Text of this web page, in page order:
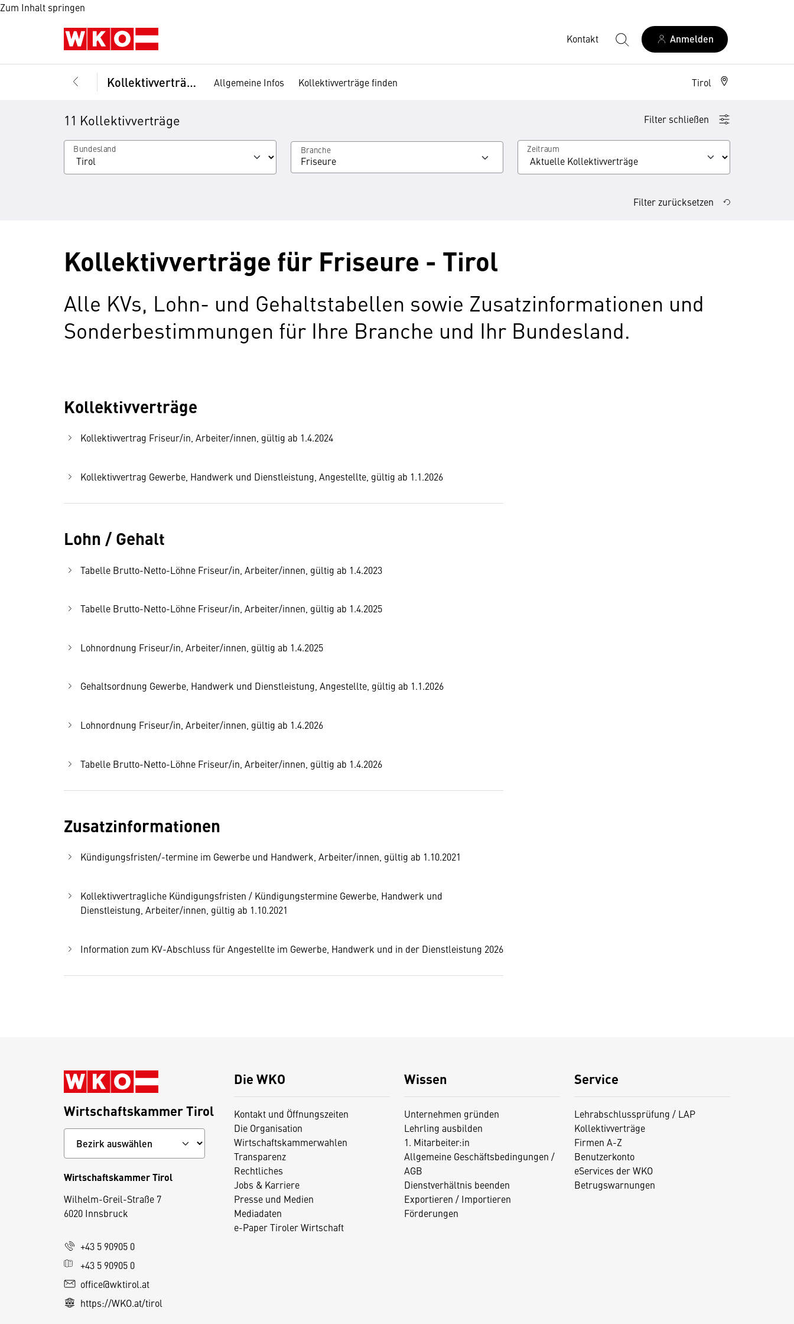
Zum Inhalt springen
Kontakt Anmelden
Kollektivverträge Allgemeine Infos Kollektivverträge finden Tirol
11 Kollektivverträge Filter schließen
Bundesland Branche
Friseure
Zeitraum
Filter zurücksetzen
Kollektivverträge für Friseure - Tirol
Alle KVs, Lohn- und Gehaltstabellen sowie Zusatzinformationen und
Sonderbestimmungen für Ihre Branche und Ihr Bundesland.
Kollektivverträge
Kollektivvertrag Friseur/in, Arbeiter/innen, gültig ab 1.4.2024
Kollektivvertrag Gewerbe, Handwerk und Dienstleistung, Angestellte, gültig ab 1.1.2026
Lohn / Gehalt
Tabelle Brutto-Netto-Löhne Friseur/in, Arbeiter/innen, gültig ab 1.4.2023
Tabelle Brutto-Netto-Löhne Friseur/in, Arbeiter/innen, gültig ab 1.4.2025
Lohnordnung Friseur/in, Arbeiter/innen, gültig ab 1.4.2025
Gehaltsordnung Gewerbe, Handwerk und Dienstleistung, Angestellte, gültig ab 1.1.2026
Lohnordnung Friseur/in, Arbeiter/innen, gültig ab 1.4.2026
Tabelle Brutto-Netto-Löhne Friseur/in, Arbeiter/innen, gültig ab 1.4.2026
Zusatzinformationen
Kündigungsfristen/-termine im Gewerbe und Handwerk, Arbeiter/innen, gültig ab 1.10.2021
Kollektivvertragliche Kündigungsfristen / Kündigungstermine Gewerbe, Handwerk und
Dienstleistung, Arbeiter/innen, gültig ab 1.10.2021
Information zum KV-Abschluss für Angestellte im Gewerbe, Handwerk und in der Dienstleistung 2026
Die WKO
Kontakt und Öffnungszeiten
Die Organisation
Wirtschaftskammerwahlen
Transparenz
Rechtliches
Jobs & Karriere
Presse und Medien
Mediadaten
e-Paper Tiroler Wirtschaft
Wissen
Unternehmen gründen
Lehrling ausbilden
1. Mitarbeiter:in
Allgemeine Geschäftsbedingungen /
AGB
Dienstverhältnis beenden
Exportieren / Importieren
Förderungen
Service
Lehrabschlussprüfung / LAP
Kollektivverträge
Firmen A-Z
Benutzerkonto
eServices der WKO
Betrugswarnungen
Wirtschaftskammer Tirol
Wirtschaftskammer Tirol
Wilhelm-Greil-Straße 7
6020 Innsbruck
+43 5 90905 0
+43 5 90905 0
office@wktirol.at
https://WKO.at/tirol